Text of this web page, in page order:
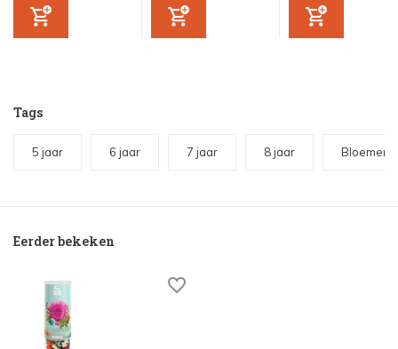
Tags
5 jaar 6 jaar 7 jaar 8 jaar Bloemen
Eerder bekeken